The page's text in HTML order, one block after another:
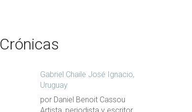
Crónicas
Gabriel Chaile José Ignacio,
Uruguay
por Daniel Benoit Cassou